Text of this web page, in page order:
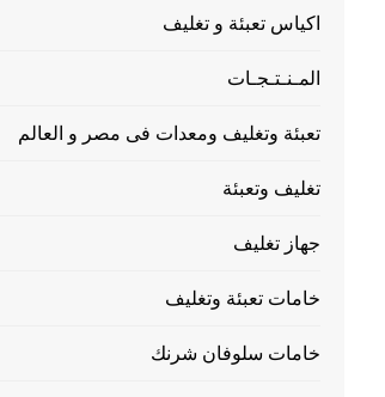
اكياس تعبئة و تغليف
المـنـتـجـات
تعبئة وتغليف ومعدات فى مصر و العالم
تغليف وتعبئة
جهاز تغليف
خامات تعبئة وتغليف
خامات سلوفان شرنك